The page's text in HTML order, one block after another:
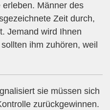
Männer des
Zeit durch,
Jemand wird Ihnen
ihm zuhören, weil
sie müssen sich
zurückgewinnen.